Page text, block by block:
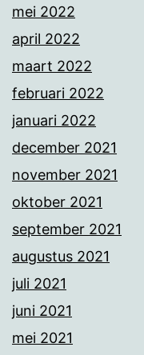
mei 2022
april 2022
maart 2022
februari 2022
januari 2022
december 2021
november 2021
oktober 2021
september 2021
augustus 2021
juli 2021
juni 2021
mei 2021